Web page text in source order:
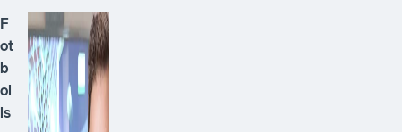
F
ot
b
ol
ls